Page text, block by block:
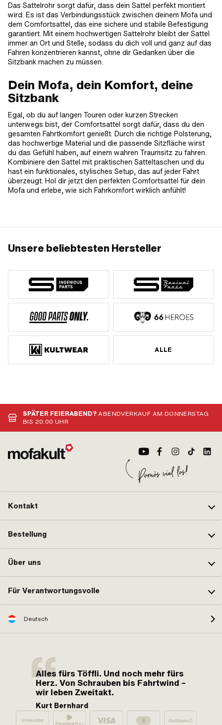
Das Sattelrohr sorgt dafür, dass dein Sattel perfekt montiert
wird. Es ist das Verbindungsstück zwischen deinem Mofa und
dem Comfortsattel, das eine sichere und stabile Befestigung
garantiert. Mit einem hochwertigen Sattelrohr bleibt der Sattel
immer an Ort und Stelle, sodass du dich voll und ganz auf das
Fahren konzentrieren kannst, ohne dir Gedanken über die
Sitzbank machen zu müssen.
Dein Mofa, dein Komfort, deine
Sitzbank
Egal, ob du auf langen Touren oder kurzen Strecken
unterwegs bist, der Comfortsattel sorgt dafür, dass du den
gesamten Fahrtkomfort genießt. Durch die richtige Polsterung,
das hochwertige Material und die passende Sitzfläche wirst
du das Gefühl haben, auf einem wahren Traumsitz zu fahren.
Kombiniere den Sattel mit praktischen Satteltaschen und du
hast ein funktionales, stylisches Setup, das auf jeder Fahrt
überzeugt. Hol dir jetzt den perfekten Comfortsattel für dein
Mofa und erlebe, wie sich Fahrkomfort wirklich anfühlt!
Unsere beliebtesten Hersteller
ALLE
SPÄTER FEIERABEND?ABENDVERKAUF AM DONNERSTAG
BIS 20:00 UHR
Kontakt
Bestellung
Über uns
Für Verantwortungsvolle
Deutsch
Alles fürs Töffli. Und noch mehr fürs
Herz. Von Schrauben bis Fahrtwind –
wir leben Zweitakt.
Kurt Bernhard